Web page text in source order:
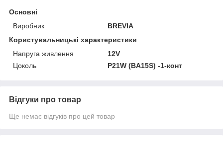
Основні
Виробник
BREVIA
Користувальницькі характеристики
Напруга живлення
12V
Цоколь
P21W (BA15S) -1-конт
Відгуки про товар
Ще немає відгуків про цей товар